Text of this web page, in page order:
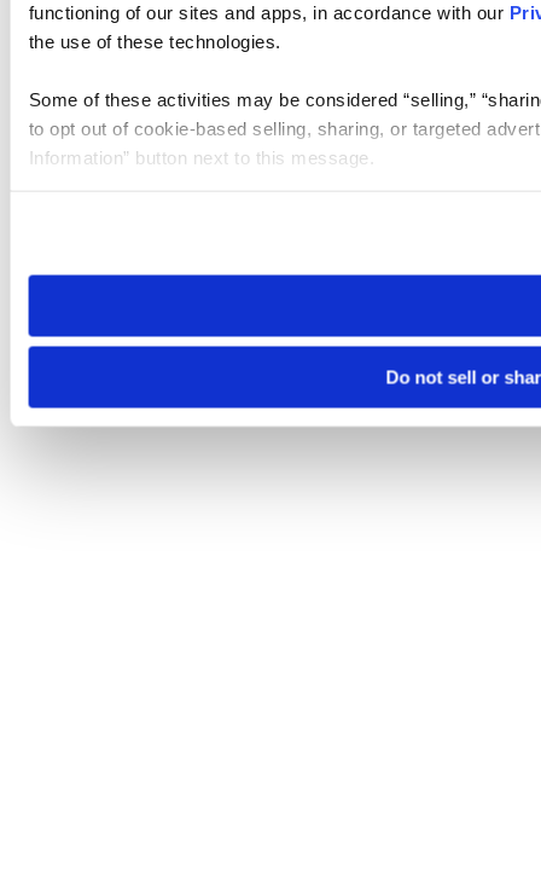
functioning of our sites and apps, in accordance with our
the use of these technologies.
Some of these activities may be considered “selling,”
to opt out of cookie-based selling, sharing, or targeted
Information” button next to this message.
need to be set again.
Do not sell or